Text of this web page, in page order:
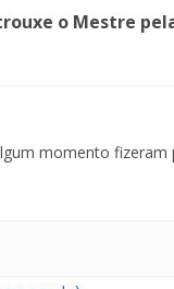
o Mestre
momento